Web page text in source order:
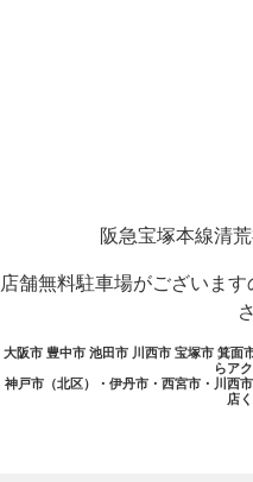
阪急宝塚本線清
店舗無料駐車場がございま
大阪市 豊中市 池田市 川西市 宝塚市 箕面
らア
神戸市（北区）・伊丹市・西宮市・川西
店